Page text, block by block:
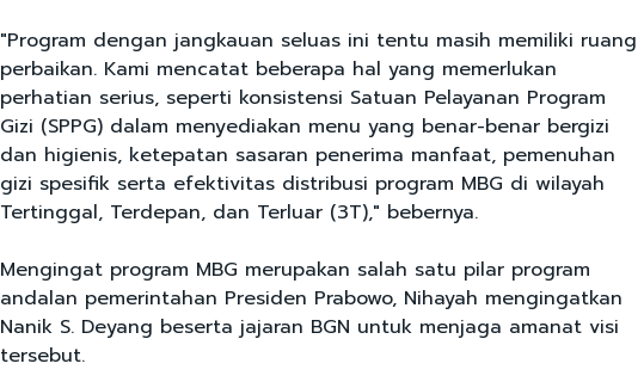
"Program dengan jangkauan seluas ini tentu masih memiliki ruang
perbaikan. Kami mencatat beberapa hal yang memerlukan
perhatian serius, seperti konsistensi Satuan Pelayanan Program
Gizi (SPPG) dalam menyediakan menu yang benar-benar bergizi
dan higienis, ketepatan sasaran penerima manfaat, pemenuhan
gizi spesifik serta efektivitas distribusi program MBG di wilayah
Tertinggal, Terdepan, dan Terluar (3T)," bebernya.
Mengingat program MBG merupakan salah satu pilar program
andalan pemerintahan Presiden Prabowo, Nihayah mengingatkan
Nanik S. Deyang beserta jajaran BGN untuk menjaga amanat visi
tersebut.